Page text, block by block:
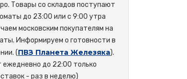
Товары со складов поступают
до 23:00 или с 9:00 утра
московским покупателям на
Информируем о готовности в
(ПВЗ Планета Железяка).
до 22:00 только
- раз в неделю)